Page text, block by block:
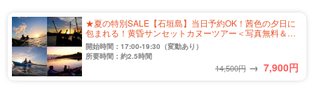
★夏の特別SALE【石垣島】当日予約OK！茜色の夕日に
包まれる！黄昏サンセットカヌーツアー＜写真無料＆送
迎付き＞（No.333）
開始時間：17:00-19:30（変動あり）
所要時間：約2.5時間
14,500円 → 7,900円